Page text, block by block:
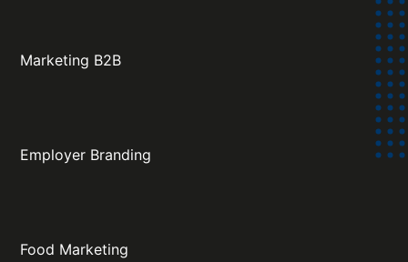
Marketing B2B
Employer Branding
Food Marketing